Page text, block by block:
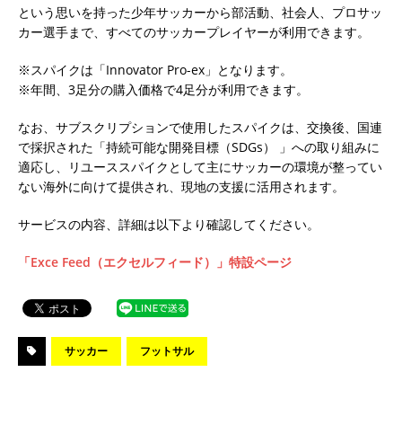
という思いを持った少年サッカーから部活動、社会人、プロサッ
カー選手まで、すべてのサッカープレイヤーが利用できます。
※スパイクは「Innovator Pro-ex」となります。
※年間、3足分の購入価格で4足分が利用できます。
なお、サブスクリプションで使用したスパイクは、交換後、国連
で採択された「持続可能な開発目標（SDGs） 」への取り組みに
適応し、リユーススパイクとして主にサッカーの環境が整ってい
ない海外に向けて提供され、現地の支援に活用されます。
サービスの内容、詳細は以下より確認してください。
「Exce Feed（エクセルフィード）」特設ページ
サッカー フットサル